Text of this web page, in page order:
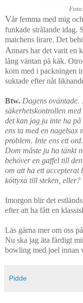
Vår femma med mig
funkade strålande idag.
matchens lirare. Det
Annars har det varit en
lång väntan på käk.
kom med i packningen
suktade efter nåt
Btw. Dagens oväntade.
säkerhetskontrollen
det kan jag ju inte ha
ens ta med en nagelsax
problem. Inte ens ett
Dom måste ju ha tänkt
behöver en gaffel till
om att ha ett
köttyxa till steken, eller?
Imorgon blir det
efter att ha fått en
Läs gärna mer om oss på
Nu ska jag äta färdigt
bowling med joel
Pidde